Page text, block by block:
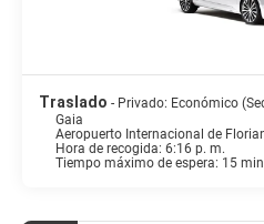
Traslado - Privado: Económico
Gaia
Aeropuerto Internacional de
Hora de recogida: 6:16 p. m.
Tiempo máximo de espera: 15